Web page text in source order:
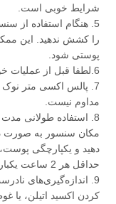
شرایط خوبی است.
5. هنگام استفاده
را کشش ندهید. این
پوستی شود.
6.لطفا قبل از عملیات خود دفترچه راهنما را به دقت بخوانید.
مداوم نیست.
8. استفاده طولانی
مکان سنسور به صورت
دهید و یکپارچگی
حداقل هر 2 ساعت یکبار.
9. اندازه‌گیری‌های
کردن اکسید اتیلن، یا